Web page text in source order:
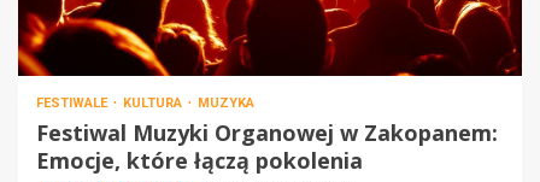
FESTIWALE KULTURA MUZYKA
Festiwal Muzyki Organowej w Zakopanem:
Emocje, które łączą pokolenia